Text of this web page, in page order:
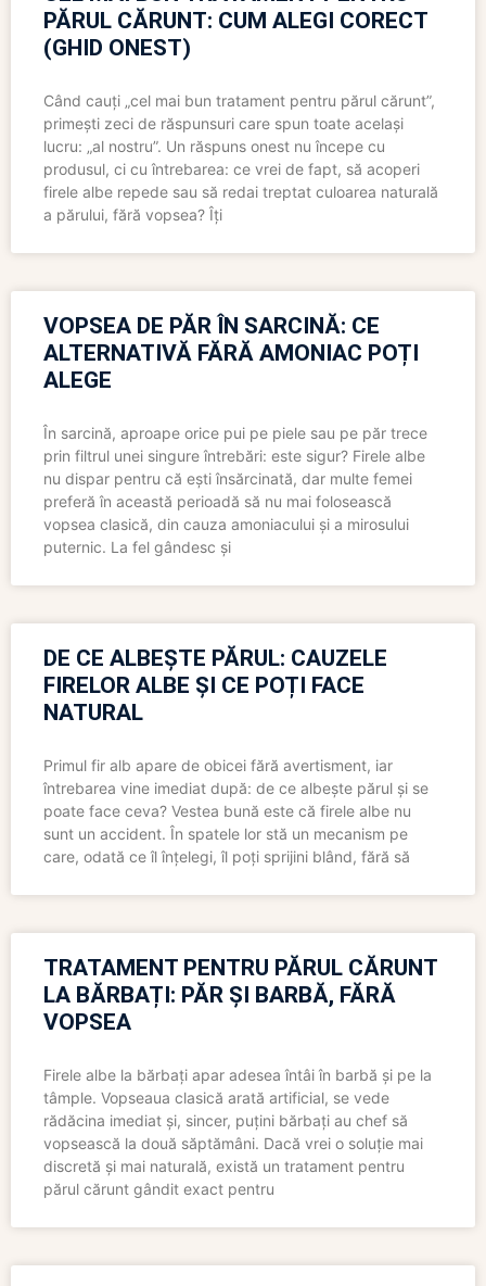
PĂRUL CĂRUNT: CUM ALEGI CORECT
(GHID ONEST)
Când cauți „cel mai bun tratament pentru părul cărunt”,
primești zeci de răspunsuri care spun toate același
lucru: „al nostru”. Un răspuns onest nu începe cu
produsul, ci cu întrebarea: ce vrei de fapt, să acoperi
firele albe repede sau să redai treptat culoarea naturală
a părului, fără vopsea? Îți
VOPSEA DE PĂR ÎN SARCINĂ: CE
ALTERNATIVĂ FĂRĂ AMONIAC POȚI
ALEGE
În sarcină, aproape orice pui pe piele sau pe păr trece
prin filtrul unei singure întrebări: este sigur? Firele albe
nu dispar pentru că ești însărcinată, dar multe femei
preferă în această perioadă să nu mai folosească
vopsea clasică, din cauza amoniacului și a mirosului
puternic. La fel gândesc și
DE CE ALBEȘTE PĂRUL: CAUZELE
FIRELOR ALBE ȘI CE POȚI FACE
NATURAL
Primul fir alb apare de obicei fără avertisment, iar
întrebarea vine imediat după: de ce albește părul și se
poate face ceva? Vestea bună este că firele albe nu
sunt un accident. În spatele lor stă un mecanism pe
care, odată ce îl înțelegi, îl poți sprijini blând, fără să
TRATAMENT PENTRU PĂRUL CĂRUNT
LA BĂRBAȚI: PĂR ȘI BARBĂ, FĂRĂ
VOPSEA
Firele albe la bărbați apar adesea întâi în barbă și pe la
tâmple. Vopseaua clasică arată artificial, se vede
rădăcina imediat și, sincer, puțini bărbați au chef să
vopsească la două săptămâni. Dacă vrei o soluție mai
discretă și mai naturală, există un tratament pentru
părul cărunt gândit exact pentru